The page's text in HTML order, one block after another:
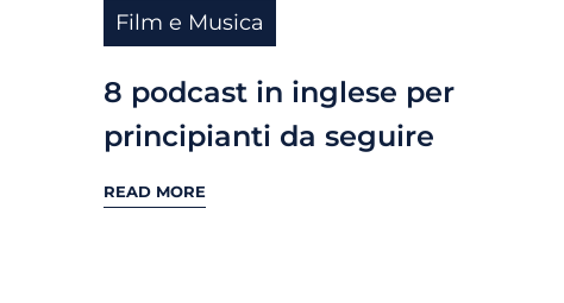
Film e Musica
8 podcast in inglese per
principianti da seguire
READ MORE